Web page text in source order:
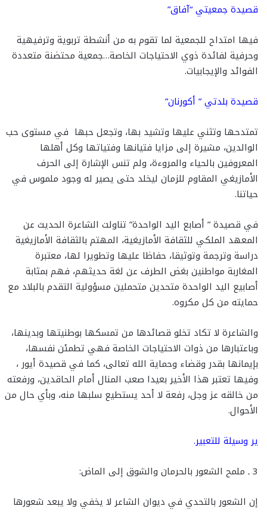
قصيدة جمعيتي “آفاق”
فيها امتداح للجمعية لما تقوم به من أنشطة تربوية وترفيهية
وحرفية لفائدة ذوي الاحتياجات الخاصة…جمعية محتضنة متعددة
الفوائد والإيجابيات.
قصيدة بلدتي ” أكورنان”
تمتدحها وتثني عليها وتشيد بها، وتجعل حبها في مستوى حب
الوالدين، مشيرة إلى مزايا فتيانها وفتياتها وكل أهلها
المعروفين بالحياء والمروءة، ولم تنس الإشارة إلى الحرف
الأمازيغي المقاوم للزمان ليخلد حتى يصير له وجود ملموس في
حياتنا.
في قصيدة ” أصابع اليد الواحدة” تناولت الشاعرة الحديث عن
المعهد الملكي للثقافة الأمازيغية، المهتم بالثقافة الأمازيغية
دراسة وترجمة وتوثيقا، حفاظا عليها وتطويرا لها، معتبرة
المغاربة مواطنين بغض الطرف عن لغة حديثهم، فهم بمثابة
أصابيع اليد الواحدة متحدين متحملين مسؤولية التقدم بالبلاد مع
حمايته من كل مكروه.
والشاعرة لا تكاد تخلو قصائدها من تمسكها بوطنيتها وبدينها،
وباعتبارها من ذوات الاحتياجات الخاصة فهي تطمئن نفسها،
بإيمانها بقدر وقضاء وحماية الله تعالى، كما في قصيدة أيور ،
وفيها تعتبر هذا الأخير بعيدا صعب المنال أمام الحاقدين، ورفعته
من خالقه عز وجل، رفعة لا أحد يستطيع سلبها منه، وبأي حال من
الأحوال.
ير وسيلة للتعبير.
3 ـ ملمح الشعور بالحرمان والشوق إلى الماض:
إن الشعور بالتحدي في ديوان الشاعر لا يخفي ولا يبعد شعورها